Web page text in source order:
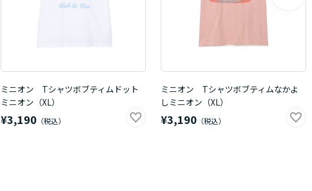
ミニオン Tシャツボブティムドット
ミニオン（XL）
¥3,190
ミニオン Tシャツボブティムなかよ
しミニオン（XL）
¥3,190